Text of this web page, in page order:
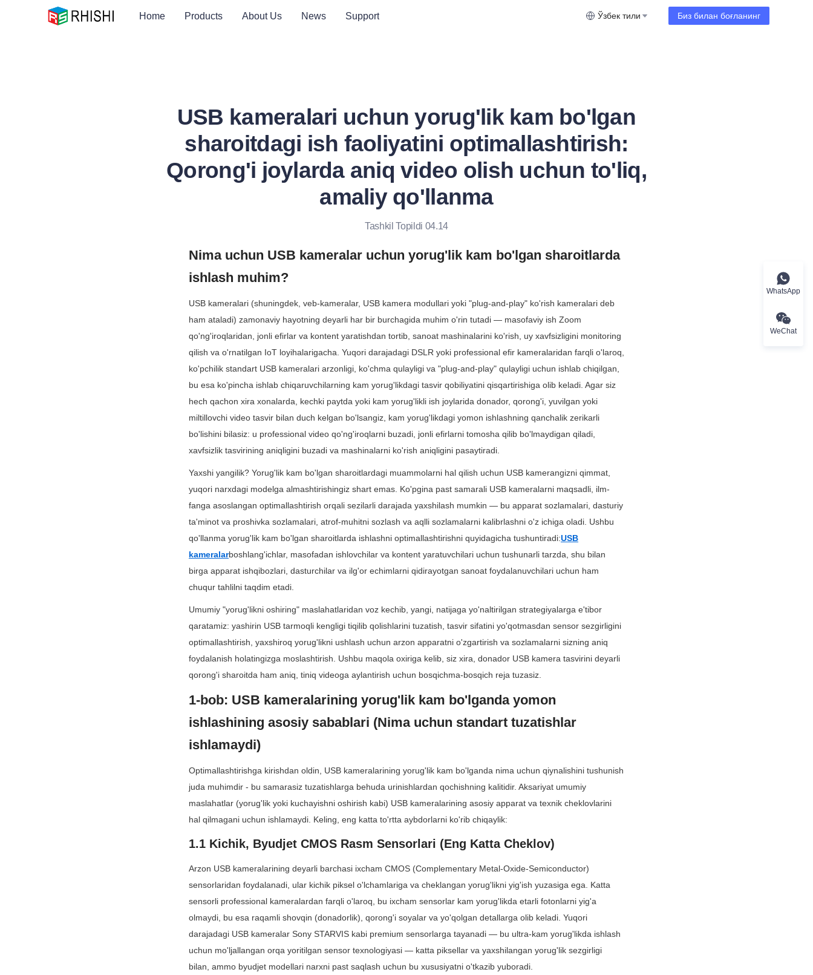
Home Products About Us News Support Ўзбек тили Биз билан боғланинг
USB kameralari uchun yorug'lik kam bo'lgan
sharoitdagi ish faoliyatini optimallashtirish:
Qorong'i joylarda aniq video olish uchun to'liq,
amaliy qo'llanma
Tashkil Topildi 04.14
Nima uchun USB kameralar uchun yorug'lik kam bo'lgan sharoitlarda
ishlash muhim?
USB kameralari (shuningdek, veb-kameralar, USB kamera modullari yoki "plug-and-play" ko'rish kameralari deb
ham ataladi) zamonaviy hayotning deyarli har bir burchagida muhim o'rin tutadi — masofaviy ish Zoom
qo'ng'iroqlaridan, jonli efirlar va kontent yaratishdan tortib, sanoat mashinalarini ko'rish, uy xavfsizligini monitoring
qilish va o'rnatilgan IoT loyihalarigacha. Yuqori darajadagi DSLR yoki professional efir kameralaridan farqli o'laroq,
ko'pchilik standart USB kameralari arzonligi, ko'chma qulayligi va "plug-and-play" qulayligi uchun ishlab chiqilgan,
bu esa ko'pincha ishlab chiqaruvchilarning kam yorug'likdagi tasvir qobiliyatini qisqartirishiga olib keladi. Agar siz
hech qachon xira xonalarda, kechki paytda yoki kam yorug'likli ish joylarida donador, qorong'i, yuvilgan yoki
miltillovchi video tasvir bilan duch kelgan bo'lsangiz, kam yorug'likdagi yomon ishlashning qanchalik zerikarli
bo'lishini bilasiz: u professional video qo'ng'iroqlarni buzadi, jonli efirlarni tomosha qilib bo'lmaydigan qiladi,
xavfsizlik tasvirining aniqligini buzadi va mashinalarni ko'rish aniqligini pasaytiradi.
Yaxshi yangilik? Yorug'lik kam bo'lgan sharoitlardagi muammolarni hal qilish uchun USB kamerangizni qimmat,
yuqori narxdagi modelga almashtirishingiz shart emas. Ko'pgina past samarali USB kameralarni maqsadli, ilm-
fanga asoslangan optimallashtirish orqali sezilarli darajada yaxshilash mumkin — bu apparat sozlamalari, dasturiy
ta'minot va proshivka sozlamalari, atrof-muhitni sozlash va aqlli sozlamalarni kalibrlashni o'z ichiga oladi. Ushbu
qo'llanma yorug'lik kam bo'lgan sharoitlarda ishlashni optimallashtirishni quyidagicha tushuntiradi:USB
kameralarboshlang'ichlar, masofadan ishlovchilar va kontent yaratuvchilari uchun tushunarli tarzda, shu bilan
birga apparat ishqibozlari, dasturchilar va ilg'or echimlarni qidirayotgan sanoat foydalanuvchilari uchun ham
chuqur tahlilni taqdim etadi.
Umumiy "yorug'likni oshiring" maslahatlaridan voz kechib, yangi, natijaga yo'naltirilgan strategiyalarga e'tibor
qaratamiz: yashirin USB tarmoqli kengligi tiqilib qolishlarini tuzatish, tasvir sifatini yo'qotmasdan sensor sezgirligini
optimallashtirish, yaxshiroq yorug'likni ushlash uchun arzon apparatni o'zgartirish va sozlamalarni sizning aniq
foydalanish holatingizga moslashtirish. Ushbu maqola oxiriga kelib, siz xira, donador USB kamera tasvirini deyarli
qorong'i sharoitda ham aniq, tiniq videoga aylantirish uchun bosqichma-bosqich reja tuzasiz.
1-bob: USB kameralarining yorug'lik kam bo'lganda yomon
ishlashining asosiy sabablari (Nima uchun standart tuzatishlar
ishlamaydi)
Optimallashtirishga kirishdan oldin, USB kameralarining yorug'lik kam bo'lganda nima uchun qiynalishini tushunish
juda muhimdir - bu samarasiz tuzatishlarga behuda urinishlardan qochishning kalitidir. Aksariyat umumiy
maslahatlar (yorug'lik yoki kuchayishni oshirish kabi) USB kameralarining asosiy apparat va texnik cheklovlarini
hal qilmagani uchun ishlamaydi. Keling, eng katta to'rtta aybdorlarni ko'rib chiqaylik:
1.1 Kichik, Byudjet CMOS Rasm Sensorlari (Eng Katta Cheklov)
Arzon USB kameralarining deyarli barchasi ixcham CMOS (Complementary Metal-Oxide-Semiconductor)
sensorlaridan foydalanadi, ular kichik piksel o'lchamlariga va cheklangan yorug'likni yig'ish yuzasiga ega. Katta
sensorli professional kameralardan farqli o'laroq, bu ixcham sensorlar kam yorug'likda etarli fotonlarni yig'a
olmaydi, bu esa raqamli shovqin (donadorlik), qorong'i soyalar va yo'qolgan detallarga olib keladi. Yuqori
darajadagi USB kameralar Sony STARVIS kabi premium sensorlarga tayanadi — bu ultra-kam yorug'likda ishlash
uchun mo'ljallangan orqa yoritilgan sensor texnologiyasi — katta piksellar va yaxshilangan yorug'lik sezgirligi
bilan, ammo byudjet modellari narxni past saqlash uchun bu xususiyatni o'tkazib yuboradi.
WhatsApp
WeChat